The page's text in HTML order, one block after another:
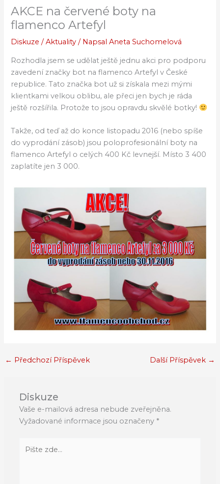
AKCE na červené boty na
flamenco Artefyl
Diskuze /Aktuality / NapsalAneta Suchomelová
Rozhodla jsem se udělat ještě jednu akci pro podporu
zavedení značky bot na flamenco Artefyl v České
republice. Tato značka bot už si získala mezi mými
klientkami velkou oblibu, ale přeci jen bych je ráda
ještě rozšířila. Protože to jsou opravdu skvělé botky!
Takže, od teď až do konce listopadu 2016 (nebo spíše
do vyprodání zásob) jsou poloprofesionální boty na
flamenco Artefyl o celých 400 Kč levnejší. Místo 3 400
zaplatíte jen 3 000.
← Předchozí Příspěvek Další Příspěvek →
Diskuze
Vaše e-mailová adresa nebude zveřejněna.
Vyžadované informace jsou označeny *
zde…